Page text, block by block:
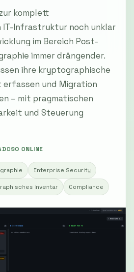
komplett
IT-Infrastruktur noch unklar
im Bereich Post-
immer drängender.
ihre kryptographische
und Migration
– mit pragmatischen
und Steuerung
CSO ONLINE
Enterprise Security
Inventar Compliance